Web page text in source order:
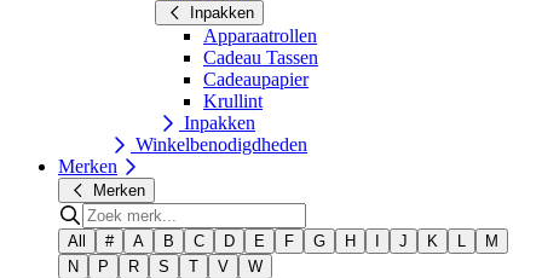
Inpakken
Apparaatrollen
Cadeau Tassen
Cadeaupapier
Krullint
Inpakken
Winkelbenodigdheden
Merken
Merken
All # A B C D E F G H J K L
M
N
P R S T V W